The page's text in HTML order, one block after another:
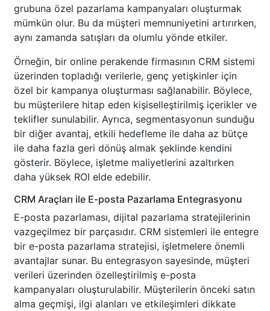
grubuna özel pazarlama kampanyaları oluşturmak
mümkün olur. Bu da müşteri memnuniyetini artırırken,
aynı zamanda satışları da olumlu yönde etkiler.
Örneğin, bir online perakende firmasının CRM sistemi
üzerinden topladığı verilerle, genç yetişkinler için
özel bir kampanya oluşturması sağlanabilir. Böylece,
bu müşterilere hitap eden kişiselleştirilmiş içerikler ve
teklifler sunulabilir. Ayrıca, segmentasyonun sunduğu
bir diğer avantaj, etkili hedefleme ile daha az bütçe
ile daha fazla geri dönüş almak şeklinde kendini
gösterir. Böylece, işletme maliyetlerini azaltırken
daha yüksek ROI elde edebilir.
CRM Araçları ile E-posta Pazarlama Entegrasyonu
E-posta pazarlaması, dijital pazarlama stratejilerinin
vazgeçilmez bir parçasıdır. CRM sistemleri ile entegre
bir e-posta pazarlama stratejisi, işletmelere önemli
avantajlar sunar. Bu entegrasyon sayesinde, müşteri
verileri üzerinden özelleştirilmiş e-posta
kampanyaları oluşturulabilir. Müşterilerin önceki satın
alma geçmişi, ilgi alanları ve etkileşimleri dikkate